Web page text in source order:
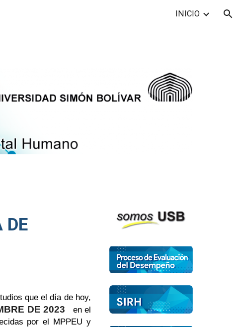
INICIO
DE
que el día de hoy,
DE 2023
en el
por el MPPEU y